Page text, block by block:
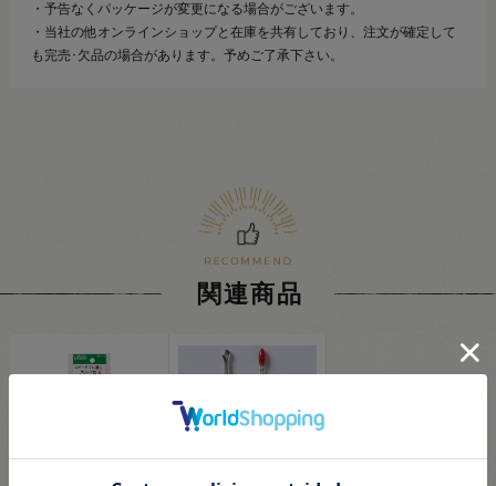
・予告なくパッケージが変更になる場合がございます。
・当社の他オンラインショップと在庫を共有しており、注文が確定して
も完売･欠品の場合があります。予めご了承下さい。
関連商品